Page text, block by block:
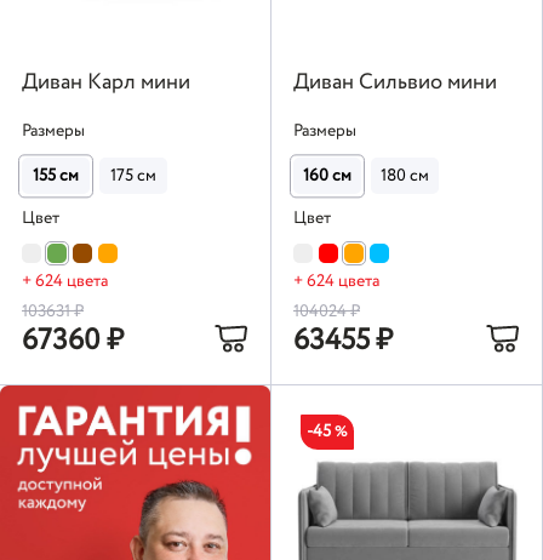
Диван Карл мини
Размеры
155 см
175 см
Цвет
+ 624 цвета
103631₽
67360₽
Диван Сильвио мини
Размеры
160 см
180 см
Цвет
+ 624 цвета
104024₽
63455₽
-45%